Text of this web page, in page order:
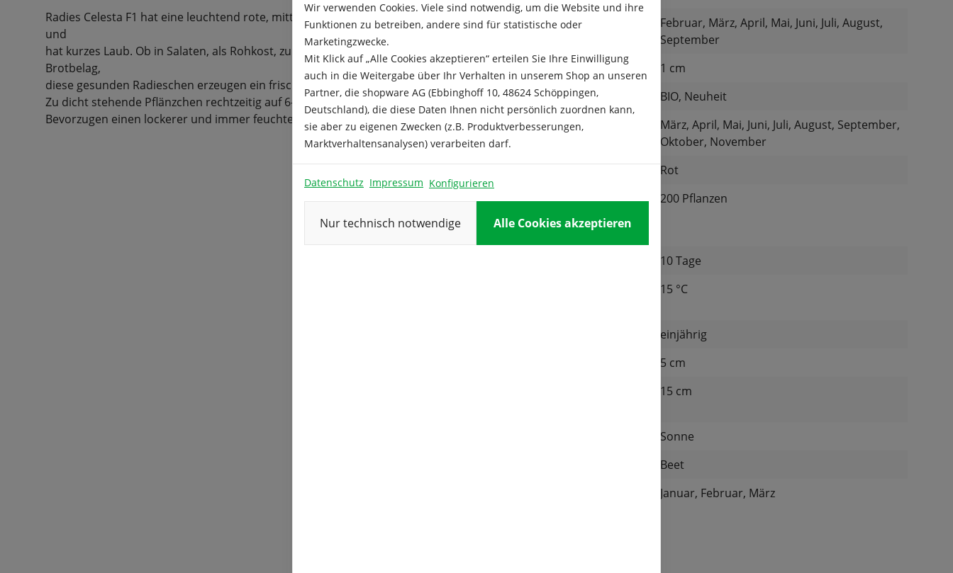
Radies Celesta F1 hat eine leuchtend rote, mittelgroße Knolle, ist festfleischig
und
hat kurzes Laub. Ob in Salaten, als Rohkost, zur Garnitur, als Suppe oder
Brotbelag,
diese gesunden Radieschen erzeugen ein frisches Geschmackserlebnis.
Zu dicht stehende Pflänzchen rechtzeitig auf 6-8 cm vereinzeln.
Bevorzugen einen lockerer und immer feuchten Boden.
Aussaat:
Februar, März, April, Mai, Juni, Juli, August,
September
Aussaattiefe:
1 cm
Besonderheit:
BIO, Neuheit
Ernte:
März, April, Mai, Juni, Juli, August, September,
Oktober, November
Rot
Inhalt
ausreichend
für:
200 Pflanzen
10 Tage
15 °C
einjährig
5 cm
15 cm
Sonne
Beet
Januar, Februar, März
Wir verwenden Cookies. Viele sind notwendig, um die Website und ihre
Funktionen zu betreiben, andere sind für statistische oder
Marketingzwecke.
Mit Klick auf „Alle Cookies akzeptieren“ erteilen Sie Ihre Einwilligung
auch in die Weitergabe über Ihr Verhalten in unserem Shop an unseren
Partner, die shopware AG (Ebbinghoff 10, 48624 Schöppingen,
Deutschland), die diese Daten Ihnen nicht persönlich zuordnen kann,
sie aber zu eigenen Zwecken (z.B. Produktverbesserungen,
Marktverhaltensanalysen) verarbeiten darf.
Datenschutz Impressum Konfigurieren
Nur technisch notwendige Alle Cookies akzeptieren